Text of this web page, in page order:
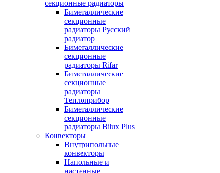
секционные радиаторы
Биметаллические
секционные
радиаторы Русский
радиатор
Биметаллические
секционные
радиаторы Rifar
Биметаллические
секционные
радиаторы
Теплоприбор
Биметаллические
секционные
радиаторы Bilux Plus
Конвекторы
Внутрипольные
конвекторы
Напольные и
настенные